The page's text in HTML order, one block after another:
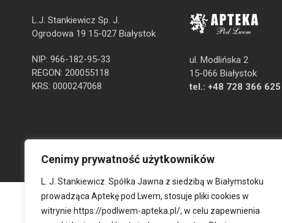
Cenimy prywatność użytkowników
L. J. Stankiewicz. Spółka Jawna z siedzibą w Białymstoku
prowadząca Aptekę pod Lwem, stosuje pliki cookies w
witrynie https://podlwem-apteka.pl/, w celu zapewnienia
L.J. Stankiewicz Sp. J.
Ogrodowa 19 15-027 Białystok
NIP: 966-182-95-33
REGON: 200055118
KRS: 0000247068
ul. Modlińska 2
15-066 Białystok
tel.: +48 728 366 625